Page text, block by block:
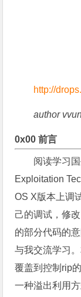
http://
author
0x00 前言
阅读学习
Exploitation
OS X版本上调
己的调试，修
的部分代码的
与我交流学习
覆盖到控制rip
一种溢出利用方